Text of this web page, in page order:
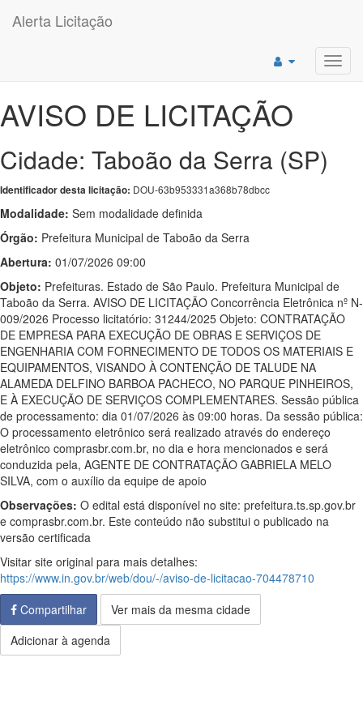
Alerta Licitação
AVISO DE LICITAÇÃO
Cidade: Taboão da Serra (SP)
Identificador desta licitação: DOU-63b953331a368b78dbcc
Modalidade: Sem modalidade definida
Órgão: Prefeitura Municipal de Taboão da Serra
Abertura: 01/07/2026 09:00
Objeto: Prefeituras. Estado de São Paulo. Prefeitura Municipal de
Taboão da Serra. AVISO DE LICITAÇÃO Concorrência Eletrônica nº N-
009/2026 Processo licitatório: 31244/2025 Objeto: CONTRATAÇÃO
DE EMPRESA PARA EXECUÇÃO DE OBRAS E SERVIÇOS DE
ENGENHARIA COM FORNECIMENTO DE TODOS OS MATERIAIS E
EQUIPAMENTOS, VISANDO À CONTENÇÃO DE TALUDE NA
ALAMEDA DELFINO BARBOA PACHECO, NO PARQUE PINHEIROS,
E À EXECUÇÃO DE SERVIÇOS COMPLEMENTARES. Sessão pública
de processamento: dia 01/07/2026 às 09:00 horas. Da sessão pública:
O processamento eletrônico será realizado através do endereço
eletrônico comprasbr.com.br, no dia e hora mencionados e será
conduzida pela, AGENTE DE CONTRATAÇÃO GABRIELA MELO
SILVA, com o auxílio da equipe de apoio
Observações: O edital está disponível no site: prefeitura.ts.sp.gov.br
e comprasbr.com.br. Este conteúdo não substitui o publicado na
versão certificada
Visitar site original para mais detalhes:
https://www.in.gov.br/web/dou/-/aviso-de-licitacao-704478710
Compartilhar
Ver mais da mesma cidade
Adicionar à agenda